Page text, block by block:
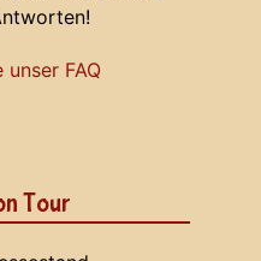
unser FAQ
Tour